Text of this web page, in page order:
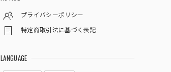
プライバシーポリシー
特定商取引法に基づく表記
LANGUAGE